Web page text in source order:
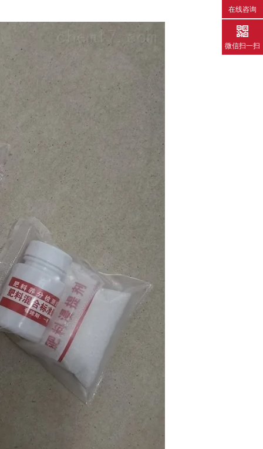
在线咨询
微信扫一扫